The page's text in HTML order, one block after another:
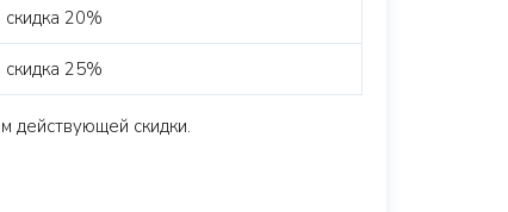
20%
25%
действующей скидки.